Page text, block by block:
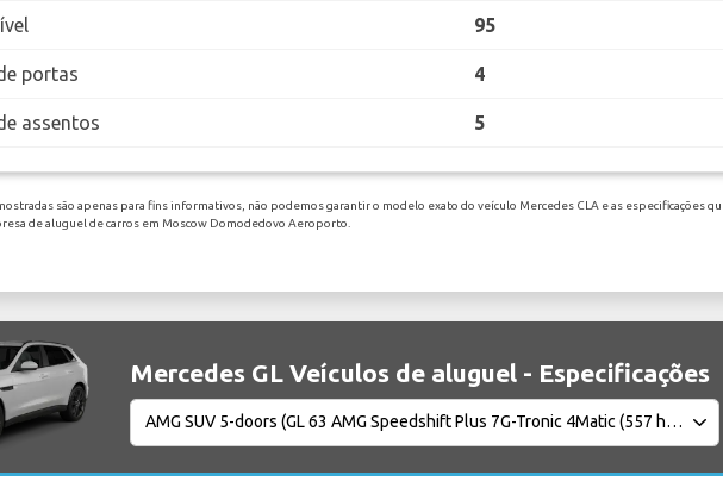
95
portas 4
assentos 5
são apenas para fins informativos, não podemos garantir o modelo exato do veículo Mercedes CLA e as especificações
de aluguel de carros em Moscow Domodedovo Aeroporto.
Mercedes GL Veículos de aluguel - Especificações